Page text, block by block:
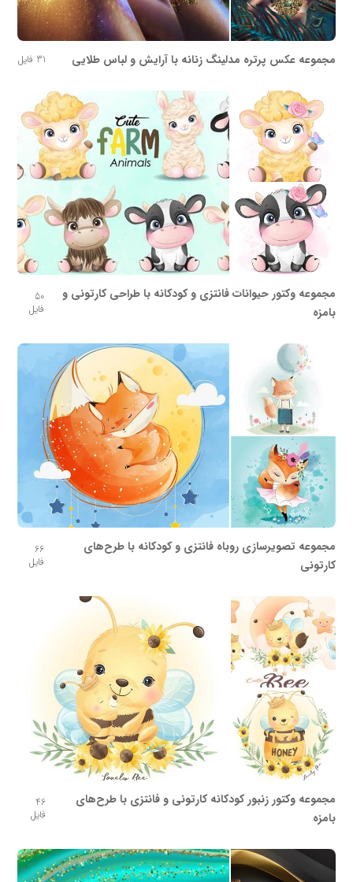
مجموعه عکس پرتره مدلینگ زنانه با آرایش و لباس طلایی 31 فایل
مجموعه وکتور حیوانات فانتزی و کودکانه با طراحی کارتونی و
بامزه
50
فایل
مجموعه تصویرسازی روباه فانتزی و کودکانه با طرح‌های
کارتونی
66
فایل
مجموعه وکتور زنبور کودکانه کارتونی و فانتزی با طرح‌های
بامزه
46
فایل